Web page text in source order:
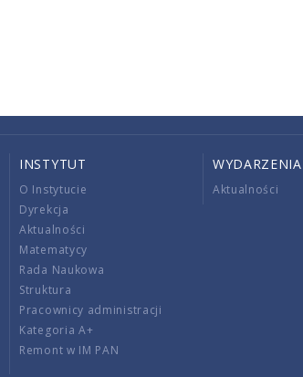
INSTYTUT
O Instytucie
Dyrekcja
Aktualności
Matematycy
Rada Naukowa
Struktura
Pracownicy administracji
Kategoria A+
Remont w IM PAN
WYDARZENIA
Aktualności